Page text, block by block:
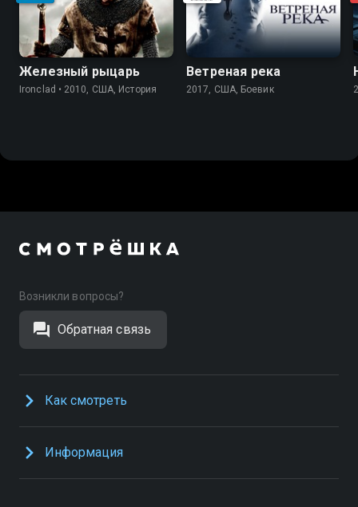
Железный рыцарь
Ironclad • 2010, США, История
Ветреная река
2017, США, Боевик
Возникли вопросы?
Обратная связь
Как смотреть
Информация